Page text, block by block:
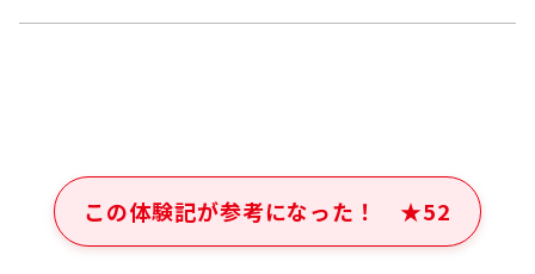
この体験記が参考になった！ ★52